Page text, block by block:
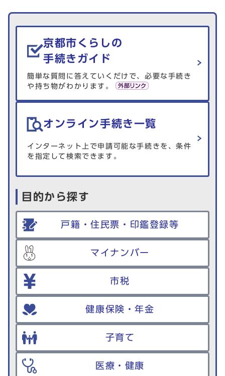
生活情報を探す
京都市くらしの
手続きガイド
簡単な質問に答えていくだけで、必要な手続き
や持ち物がわかります。
オンライン手続き一覧
インターネット上で申請可能な手続きを、条件
を指定して検索できます。
目的から探す
戸籍・住民票・印鑑登録等
マイナンバー
市税
健康保険・年金
子育て
医療・健康